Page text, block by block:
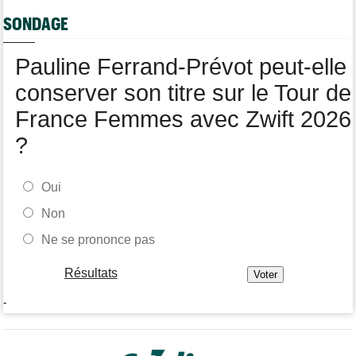
Kasia Niewiadoma fait coup double sur la 7e étape
Joao Almeida a abandonné après une nouvelle chute
SONDAGE
Pauline Ferrand-Prévot peut-elle
conserver son titre sur le Tour de
France Femmes avec Zwift 2026
?
Oui
Non
Ne se prononce pas
Résultats
-